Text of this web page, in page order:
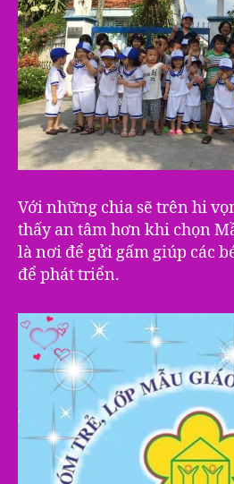
Với những chia sẽ trên hi
thấy an tâm hơn khi chọn
là nơi để gửi gấm giúp các
để phát triển.